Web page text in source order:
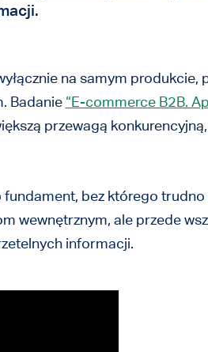
na samym
Badanie “E-commerce B2B.
przewagą
bez którego
wewnętrznym, ale przede
informacji.